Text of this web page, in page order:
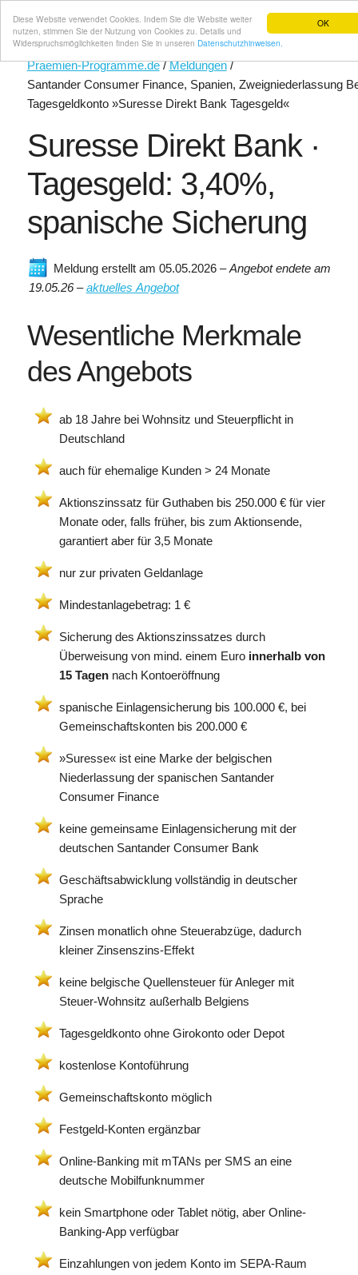
OK
Diese Website verwendet Cookies. Indem Sie die Website weiter
nutzen, stimmen Sie der Nutzung von Cookies zu. Details und
Widerspruchsmöglichkeiten finden Sie in unseren Datenschutzhinweisen.
Praemien-Programme.de/ Meldungen/
Santander Consumer Finance, Spanien, Zweigniederlassung
Tagesgeldkonto »Suresse Direkt Bank Tagesgeld«
Suresse Direkt Bank ·
Tagesgeld: 3,40%,
spanische Sicherung
Meldung erstellt am 05.05.2026 –Angebot endete am
19.05.26 –aktuelles Angebot
Wesentliche Merkmale
des Angebots
ab 18 Jahre bei Wohnsitz und Steuerpflicht in
Deutschland
auch für ehemalige Kunden > 24 Monate
Aktionszinssatz für Guthaben bis 250.000 € für vier
Monate oder, falls früher, bis zum Aktionsende,
garantiert aber für 3,5 Monate
nur zur privaten Geldanlage
Mindestanlagebetrag: 1 €
Sicherung des Aktionszinssatzes durch
Überweisung von mind. einem Euro innerhalb von
15 Tagennach Kontoeröffnung
spanische Einlagensicherung bis 100.000 €, bei
Gemeinschaftskonten bis 200.000 €
»Suresse« ist eine Marke der belgischen
Niederlassung der spanischen Santander
Consumer Finance
keine gemeinsame Einlagensicherung mit der
deutschen Santander Consumer Bank
Geschäftsabwicklung vollständig in deutscher
Sprache
Zinsen monatlich ohne Steuerabzüge, dadurch
kleiner Zinsenszins-Effekt
keine belgische Quellensteuer für Anleger mit
Steuer-Wohnsitz außerhalb Belgiens
Tagesgeldkonto ohne Girokonto oder Depot
kostenlose Kontoführung
Gemeinschaftskonto möglich
Festgeld-Konten ergänzbar
Online-Banking mit mTANs per SMS an eine
deutsche Mobilfunknummer
kein Smartphone oder Tablet nötig, aber Online-
Banking-App verfügbar
Einzahlungen von jedem Konto im SEPA-Raum